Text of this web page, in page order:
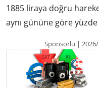
1885 liraya doğru
aynı gününe göre
Sponsorlu | 2026/